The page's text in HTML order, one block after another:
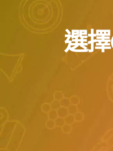
選